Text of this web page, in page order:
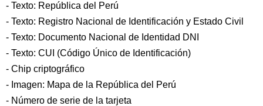
- Texto: República del Perú
- Texto: Registro Nacional de Identificación y Estado Civil
- Texto: Documento Nacional de Identidad DNI
- Texto: CUI (Código Único de Identificación)
- Chip criptográfico
- Imagen: Mapa de la República del Perú
- Número de serie de la tarjeta